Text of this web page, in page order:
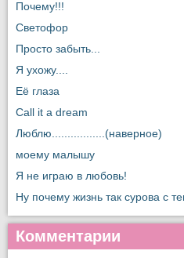
Почему!!!
Светофор
Просто забыть...
Я ухожу....
Её глаза
Call it a dream
Люблю.................(наверное)
моему малышу
Я не играю в любовь!
Ну почему жизнь так сурова с
Комментарии